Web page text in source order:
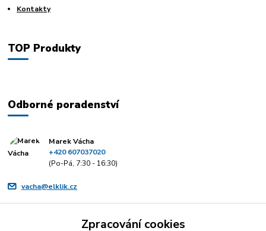
Kontakty
TOP Produkty
Odborné poradenství
Marek Vácha
+420 607037020
(Po-Pá, 7:30 - 16:30)
vacha@elklik.cz
Zpracování cookies